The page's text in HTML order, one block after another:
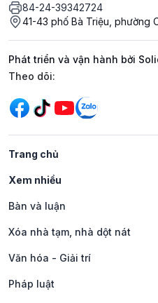
84-24-39342724
41-43 phố Bà Triệu, phường
Phát triển và vận hành bởi
Mạng xã hội
Theo dõi:
Trang chủ
Xem nhiều
Bàn và luận
Xóa nhà tạm, nhà dột nát
Văn hóa - Giải trí
Pháp luật